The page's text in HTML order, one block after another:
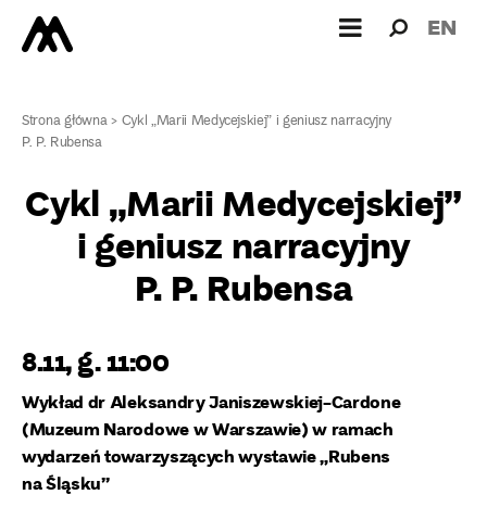
dla: EN
Strona główna>Cykl „Marii Medycejskiej” i geniusz narracyjny
P. P. Rubensa
Cykl „Marii Medycejskiej”
i geniusz narracyjny
P. P. Rubensa
8.11, g. 11:00
Wykład dr Aleksandry Janiszewskiej-Cardone
(Muzeum Narodowe w Warszawie) w ramach
wydarzeń towarzyszących wystawie „Rubens
na Śląsku”